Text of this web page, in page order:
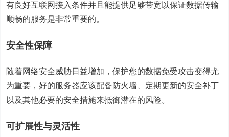
有良好互联网接入条件并且能提供足够带宽以保证数据传输
顺畅的服务是非常重要的。
安全性保障
随着网络安全威胁日益增加，保护您的数据免受攻击变得尤
为重要，好的服务器应该配备防火墙、定期更新的安全补丁
以及其他必要的安全措施来抵御潜在的风险。
可扩展性与灵活性